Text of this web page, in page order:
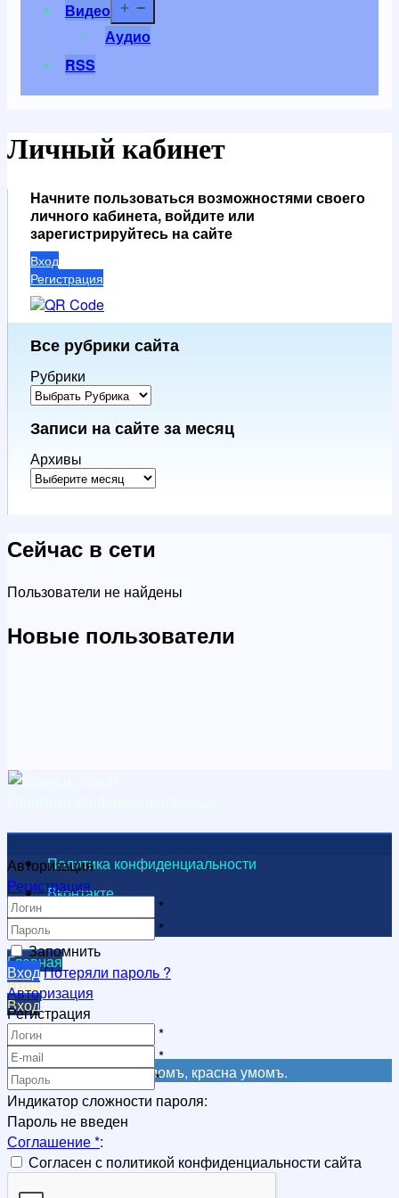
Видео
Аудио
RSS
Личный кабинет
Начните пользоваться возможностями своего
личного кабинета, войдите или
зарегистрируйтесь на сайте
Вход
Регистрация
Все рубрики сайта
Рубрики
Записи на сайте за месяц
Архивы
Сейчас в сети
Пользователи не найдены
Новые пользователи
Политика конфиденциальности
Вконтакте
Видеоканал
Главная
Вход
Вход
Регистрация
Регистрация
Не красна книга письмомъ, красна умомъ.
Авторизация
Регистрация
*
*
Запомнить
ВходПотеряли пароль ?
Авторизация
Регистрация
*
*
*
Индикатор сложности пароля:
Пароль не введен
Соглашение*:
Согласен с политикой конфиденциальности сайта